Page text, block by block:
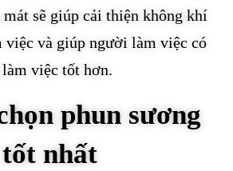
sẽ giúp cải thiện không khí
việc và giúp người làm việc có
việc tốt hơn.
phun sương
nhất